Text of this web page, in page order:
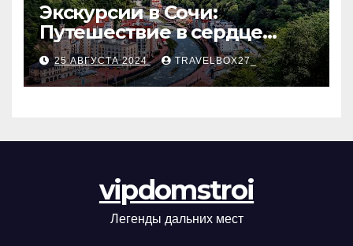
Экскурсии в Сочи:
Путешествие в сердце
Черноморского курорта
25 АВГУСТА 2024 TRAVELBOX27_
vipdomstroi
Легенды дальних мест